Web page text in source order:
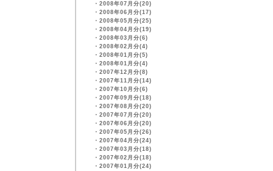
・ 2008年07月分(20)
・ 2008年06月分(17)
・ 2008年05月分(25)
・ 2008年04月分(19)
・ 2008年03月分(6)
・ 2008年02月分(4)
・ 2008年01月分(5)
・ 2008年01月分(4)
・ 2007年12月分(8)
・ 2007年11月分(14)
・ 2007年10月分(6)
・ 2007年09月分(18)
・ 2007年08月分(20)
・ 2007年07月分(20)
・ 2007年06月分(20)
・ 2007年05月分(26)
・ 2007年04月分(24)
・ 2007年03月分(18)
・ 2007年02月分(18)
・ 2007年01月分(24)